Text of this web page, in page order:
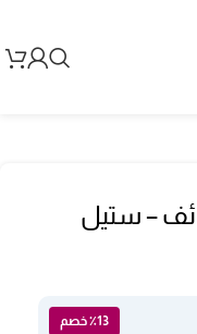
ان 60 سم كهرباء – 8 وظائف – ستيل
٪13 خصم